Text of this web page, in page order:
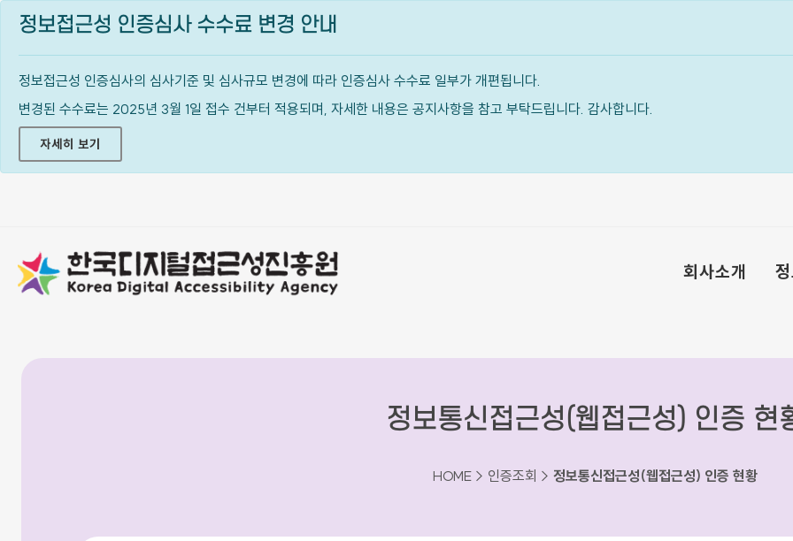
정보접근성 인증심사 수수료 변경 안내
정보접근성 인증심사의 심사기준 및 심사규모 변경에 따라 인증심사 수수료 일부가 개편됩니다.
변경된 수수료는 2025년 3월 1일 접수 건부터 적용되며, 자세한 내용은 공지사항을 참고 부탁드립니다. 감사합니다.
자세히 보기
회사소개
정보통신접근성(웹접근성) 인증 현
HOME > 인증조회 > 정보통신접근성(웹접근성) 인증 현황